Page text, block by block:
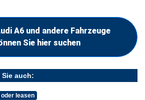
A6 und andere Fahrzeuge
Sie hier suchen
auch:
leasen